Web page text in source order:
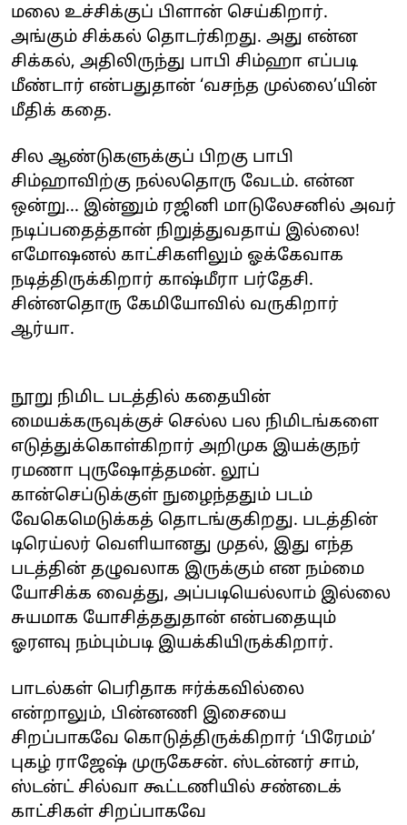
மலை உச்சிக்குப் பிளான் செய்கிறார்.
அங்கும் சிக்கல் தொடர்கிறது. அது என்ன
சிக்கல், அதிலிருந்து பாபி சிம்ஹா எப்படி
மீண்டார் என்பதுதான் ‘வசந்த முல்லை’யின்
மீதிக் கதை.
சில ஆண்டுகளுக்குப் பிறகு பாபி
சிம்ஹாவிற்கு நல்லதொரு வேடம். என்ன
ஒன்று... இன்னும் ரஜினி மாடுலேசனில் அவர்
நடிப்பதைத்தான் நிறுத்துவதாய் இல்லை!
எமோஷனல் காட்சிகளிலும் ஓக்கேவாக
நடித்திருக்கிறார் காஷ்மீரா பர்தேசி.
சின்னதொரு கேமியோவில் வருகிறார்
ஆர்யா.
நூறு நிமிட படத்தில் கதையின்
மையக்கருவுக்குச் செல்ல பல நிமிடங்களை
எடுத்துக்கொள்கிறார் அறிமுக இயக்குநர்
ரமணா புருஷோத்தமன். லூப்
கான்செப்டுக்குள் நுழைந்ததும் படம்
வேகெமெடுக்கத் தொடங்குகிறது. படத்தின்
டிரெய்லர் வெளியானது முதல், இது எந்த
படத்தின் தழுவலாக இருக்கும் என நம்மை
யோசிக்க வைத்து, அப்படியெல்லாம் இல்லை
சுயமாக யோசித்ததுதான் என்பதையும்
ஓரளவு நம்பும்படி இயக்கியிருக்கிறார்.
பாடல்கள் பெரிதாக ஈர்க்கவில்லை
என்றாலும், பின்னணி இசையை
சிறப்பாகவே கொடுத்திருக்கிறார் ‘பிரேமம்’
புகழ் ராஜேஷ் முருகேசன். ஸ்டன்னர் சாம்,
ஸ்டன்ட் சில்வா கூட்டணியில் சண்டைக்
காட்சிகள் சிறப்பாகவே